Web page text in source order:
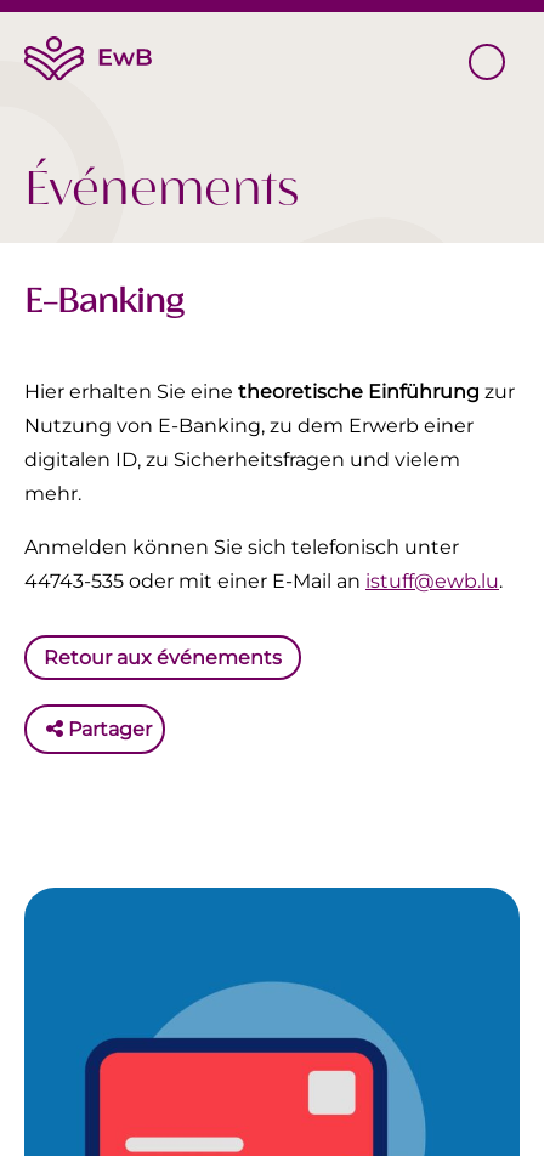
Événements
E-Banking
Hier erhalten Sie eine theoretische Einführung zur
Nutzung von E-Banking, zu dem Erwerb einer
digitalen ID, zu Sicherheitsfragen und vielem
mehr.
Anmelden können Sie sich telefonisch unter
44743-535 oder mit einer E-Mail an istuff@ewb.lu.
Retour aux événements
Partager